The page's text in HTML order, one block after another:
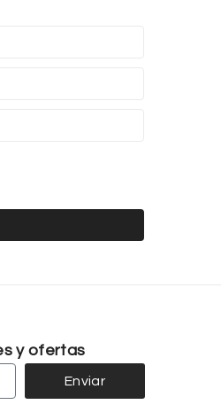
y ofertas
Enviar